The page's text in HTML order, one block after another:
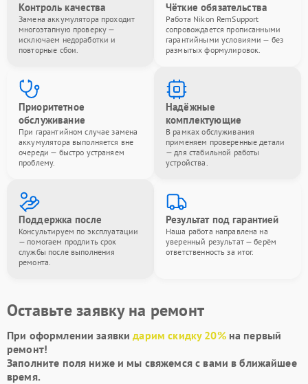
Контроль качества
Замена аккумулятора проходит
многоэтапную проверку —
исключаем недоработки и
повторные сбои.
Чёткие обязательства
Работа Nikon RemSupport
сопровождается прописанными
гарантийными условиями — без
размытых формулировок.
Приоритетное
обслуживание
При гарантийном случае замена
аккумулятора выполняется вне
очереди — быстро устраняем
проблему.
Надёжные
комплектующие
В рамках обслуживания
применяем проверенные детали
— для стабильной работы
устройства.
Поддержка после
Консультируем по эксплуатации
— помогаем продлить срок
службы после выполнения
ремонта.
Результат под гарантией
Наша работа направлена на
уверенный результат — берём
ответственность за итог.
Оставьте заявку на ремонт
При оформлении заявкидарим скидку 20%на первый
ремонт!
Заполните поля ниже и мы свяжемся с вами в ближайшее
время.